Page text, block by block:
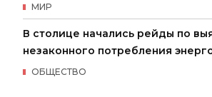
МИР
В столице начались рейды по
незаконного потребления
ОБЩЕСТВО